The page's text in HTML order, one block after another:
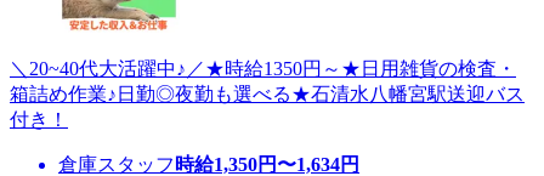
＼20~40代大活躍中♪／★時給1350円～★日用雑貨の検査・
箱詰め作業♪日勤◎夜勤も選べる★石清水八幡宮駅送迎バス
付き！
倉庫スタッフ 時給1,350円〜1,634円